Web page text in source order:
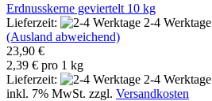
Erdnusskerne geviertelt 10 kg
Lieferzeit:
2-4 Werktage
(Ausland abweichend)
23,90 €
2,39 € pro 1 kg
Lieferzeit:
2-4 Werktage
inkl. 7% MwSt. zzgl. Versandkosten